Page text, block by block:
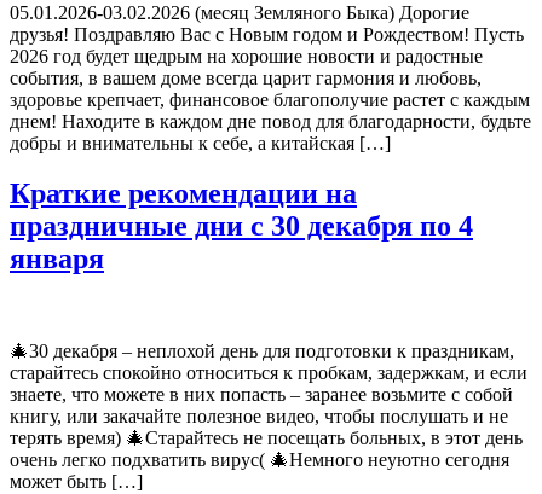
05.01.2026-03.02.2026 (месяц Земляного Быка) Дорогие
друзья! Поздравляю Вас с Новым годом и Рождеством! Пусть
2026 год будет щедрым на хорошие новости и радостные
события, в вашем доме всегда царит гармония и любовь,
здоровье крепчает, финансовое благополучие растет с каждым
днем! Находите в каждом дне повод для благодарности, будьте
добры и внимательны к себе, а китайская […]
Краткие рекомендации на
праздничные дни с 30 декабря по 4
января
🎄30 декабря – неплохой день для подготовки к праздникам,
старайтесь спокойно относиться к пробкам, задержкам, и если
знаете, что можете в них попасть – заранее возьмите с собой
книгу, или закачайте полезное видео, чтобы послушать и не
терять время) 🎄Старайтесь не посещать больных, в этот день
очень легко подхватить вирус( 🎄Немного неуютно сегодня
может быть […]